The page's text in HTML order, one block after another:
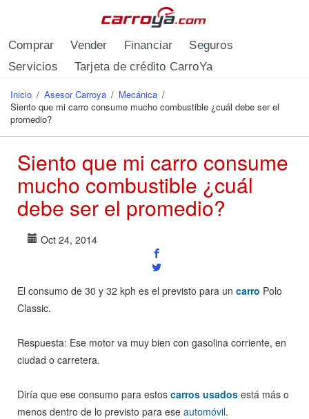
Comprar Vender Financiar
Seguros
Servicios
Tarjeta de crédito CarroYa
Se encuentra usted aquí
Inicio / Asesor Carroya / Mecánica /
Siento que mi carro consume mucho combustible ¿cuál debe ser el
promedio?
Siento que mi carro consume
mucho combustible ¿cuál
debe ser el promedio?
Oct 24, 2014
El consumo de 30 y 32 kph es el previsto para un carro Polo
Classic.
Respuesta: Ese motor va muy bien con gasolina corriente, en
ciudad o carretera.
Diría que ese consumo para estos carros usados está más o
menos dentro de lo previsto para ese automóvil.